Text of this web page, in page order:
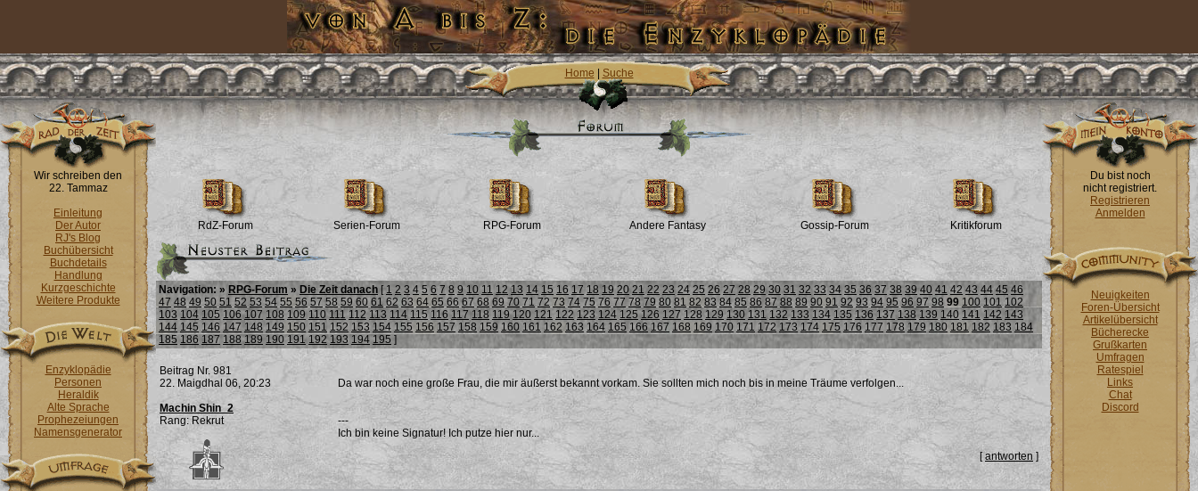
Home Suche
Wir schreiben den
22. Tammaz
Einleitung
Der Autor
RJ's Blog
Buchübersicht
Buchdetails
Handlung
Kurzgeschichte
Weitere Produkte
Enzyklopädie
Personen
Heraldik
Alte Sprache
Prophezeiungen
Namensgenerator
RdZ-Forum Serien-Forum RPG-Forum Andere Fantasy Gossip-Forum Kritikforum
Navigation: » RPG-Forum » Die Zeit danach [1 2 3 4 5 6 7 8 9 10 11 12 13 14 15 16 17 18 19 20 21 22 23 24 25 26 27 28 29 30 31 32 33 34 35 36 37 38 39 40 41 42 43 44 45 46
47 48 49 50 51 52 53 54 55 56 57 58 59 60 61 62 63 64 65 66 67 68 69 70 71 72 73 74 75 76 77 78 79 80 81 82 83 84 85 86 87 88 89 90 91 92 93 94 95 96 97 98 99 100 101 102
103 104 105 106 107 108 109 110 111 112 113 114 115 116 117 118 119 120 121 122 123 124 125 126 127 128 129 130 131 132 133 134 135 136 137 138 139 140 141 142 143
144 145 146 147 148 149 150 151 152 153 154 155 156 157 158 159 160 161 162 163 164 165 166 167 168 169 170 171 172 173 174 175 176 177 178 179 180 181 182 183 184
185 186 187 188 189 190 191 192 193 194 195 ]
Beitrag Nr. 981
22. Maigdhal 06, 20:23
Machin Shin_2
Rang: Rekrut
Da war noch eine große Frau, die mir äußerst bekannt vorkam. Sie sollten mich noch bis in meine Träume verfolgen...
---
Ich bin keine Signatur! Ich putze hier nur...
[antworten ]
Du bist noch
nicht registriert.
Registrieren
Anmelden
Neuigkeiten
Foren-Übersicht
Artikelübersicht
Bücherecke
Grußkarten
Umfragen
Ratespiel
Links
Chat
Discord